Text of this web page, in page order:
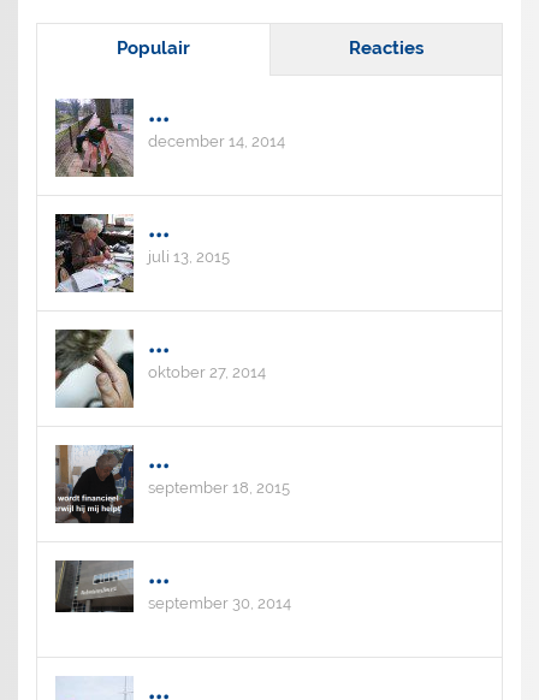
Populair Reacties
...
december 14, 2014
...
juli 13, 2015
...
oktober 27, 2014
...
september 18, 2015
...
september 30, 2014
...